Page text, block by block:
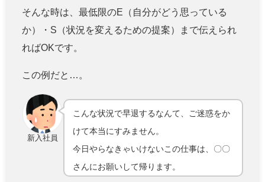
そんな時は、最低限のE（自分がどう思っている
か）・S（状況を変えるための提案）まで伝えられ
ればOKです。
この例だと…。
新入社員
こんな状況で早退するなんて、ご迷惑をか
けて本当にすみません。
今日やらなきゃいけないこの仕事は、〇〇
さんにお願いして帰ります。